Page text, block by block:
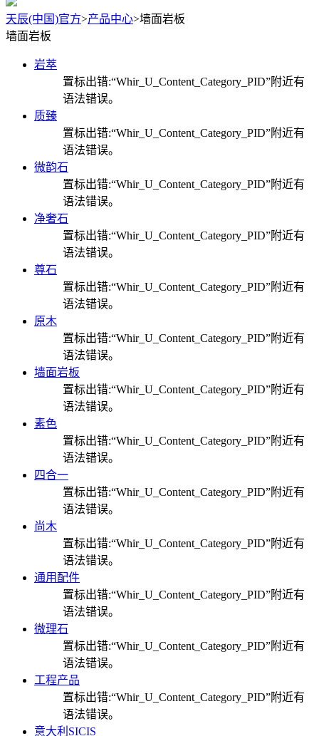
天辰(中国)官方>产品中心>墙面岩板
墙面岩板
岩萃
置标出错:“Whir_U_Content_Category_PID”附近有
语法错误。
质臻
置标出错:“Whir_U_Content_Category_PID”附近有
语法错误。
微韵石
置标出错:“Whir_U_Content_Category_PID”附近有
语法错误。
净奢石
置标出错:“Whir_U_Content_Category_PID”附近有
语法错误。
尊石
置标出错:“Whir_U_Content_Category_PID”附近有
语法错误。
原木
置标出错:“Whir_U_Content_Category_PID”附近有
语法错误。
墙面岩板
置标出错:“Whir_U_Content_Category_PID”附近有
语法错误。
素色
置标出错:“Whir_U_Content_Category_PID”附近有
语法错误。
四合一
置标出错:“Whir_U_Content_Category_PID”附近有
语法错误。
尚木
置标出错:“Whir_U_Content_Category_PID”附近有
语法错误。
通用配件
置标出错:“Whir_U_Content_Category_PID”附近有
语法错误。
微理石
置标出错:“Whir_U_Content_Category_PID”附近有
语法错误。
工程产品
置标出错:“Whir_U_Content_Category_PID”附近有
语法错误。
意大利SICIS